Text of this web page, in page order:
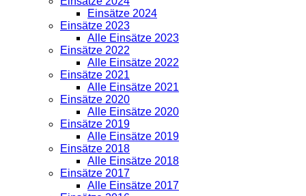
Einsätze 2024
Einsätze 2023
Alle Einsätze 2023
Einsätze 2022
Alle Einsätze 2022
Einsätze 2021
Alle Einsätze 2021
Einsätze 2020
Alle Einsätze 2020
Einsätze 2019
Alle Einsätze 2019
Einsätze 2018
Alle Einsätze 2018
Einsätze 2017
Alle Einsätze 2017